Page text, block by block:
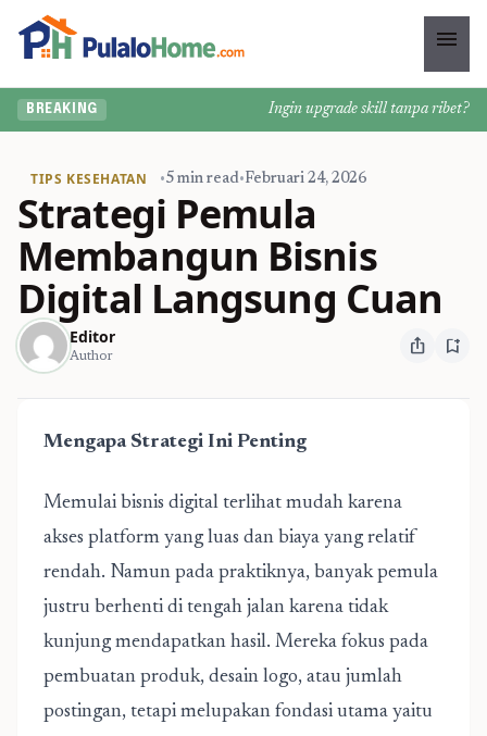
menu
BREAKING Ingin upgrade skill tanpa ribet?
TIPS KESEHATAN •5 min read•Februari 24, 2026
Strategi Pemula
Membangun Bisnis
Digital Langsung Cuan
Editor
Author ios_share bookmark_add
Mengapa Strategi Ini Penting
Memulai bisnis digital terlihat mudah karena
akses platform yang luas dan biaya yang relatif
rendah. Namun pada praktiknya, banyak pemula
justru berhenti di tengah jalan karena tidak
kunjung mendapatkan hasil. Mereka fokus pada
pembuatan produk, desain logo, atau jumlah
postingan, tetapi melupakan fondasi utama yaitu